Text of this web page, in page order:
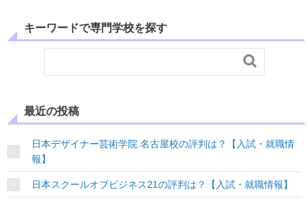
キーワードで専門学校を探す

最近の投稿
日本デザイナー芸術学院 名古屋校の評判は？【入試・就職情
報】
日本スクールオブビジネス21の評判は？【入試・就職情報】